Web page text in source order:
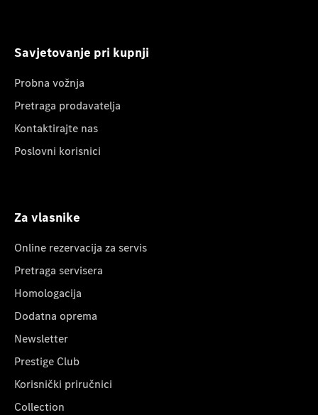
Savjetovanje pri kupnji
Probna vožnja
Pretraga prodavatelja
Kontaktirajte nas
Poslovni korisnici
Za vlasnike
Online rezervacija za servis
Pretraga servisera
Homologacija
Dodatna oprema
Newsletter
Prestige Club
Korisnički priručnici
Collection